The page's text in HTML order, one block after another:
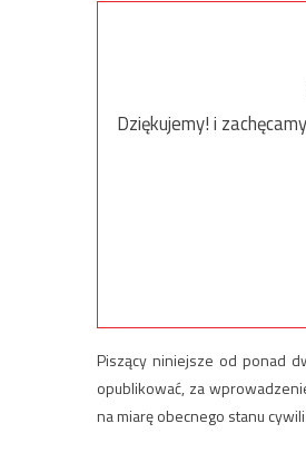
Dziękujemy! i
Piszący niniejsze od ponad
opublikować, za
na miarę obecnego stanu